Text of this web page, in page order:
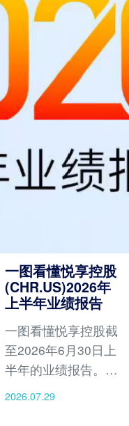
力显著提升，营业利
润率由11.7%扩大至
17.3%、受益于成本
管控成效显著，公司
运营费用同比下降超
20%。
一图看懂悦享控股
(CHR.US)2026年
上半年业绩报告
一图看懂悦享控股截
至2026年6月30日上
半年的业绩报告。报
告期内，公司实现总
2026.07.29